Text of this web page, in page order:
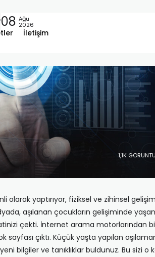
İletişim
08 Ağu
2026
1,1K
olarak yaptırıyor, fiziksel ve zihinsel
aşılanan çocukların gelişiminde
çekti. İnternet arama motorlarından
çıktı. Küçük yaşta yapılan
bilgiler ve tanıklıklar buldunuz. Bu sizi o